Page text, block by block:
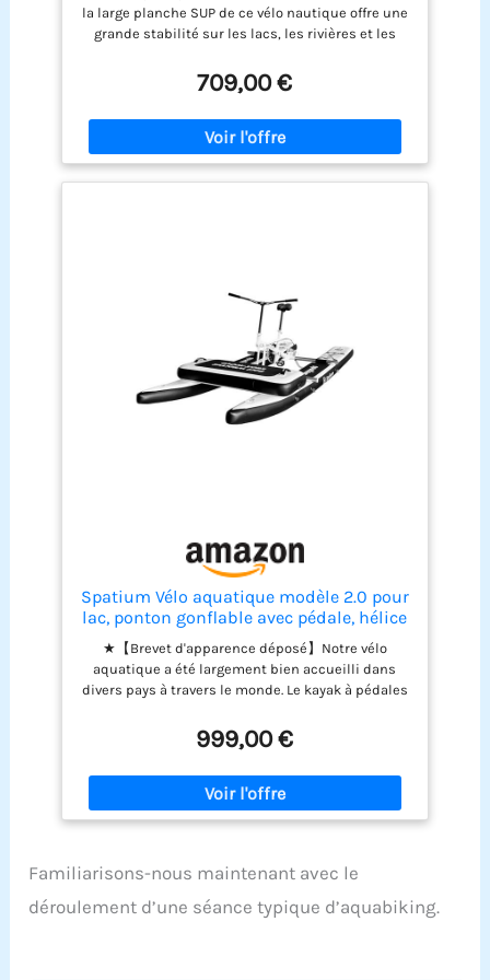
pendant le pédalage, et son poids net de 15,5 kg
assure une assise ferme même lors
Polyvalence d'usage et montage pratique: Cet
privées résidentielles, piscines d'hôtel, centres
de fitness que cabinets de kinésithérapie. Livré
sous forme de kit complet avec toutes les pièces
de montage, il dispose d'un design structuré
la large planche SUP de ce vélo nautique offre une
grande stabilité sur les lacs, les rivières et les
basculement ou l'incertitude lors de l'entrée et de
la sortie Ajustement individuel pour tous les
conducteurs : le siège et le guidon de cette botte
peuvent être facilement ajustés - Le guidon pivote
à 90° et la hauteur s'adapte à différentes tailles de
corps, de sorte que chaque conduite reste
reste fiable Montage facile et rangement peu
encombrant : avec la plate-forme SUP gonflable,
vous pouvez monter cette planche de SUP
gonflable en quelques minutes – après le
dégonflage, vous pouvez la ranger dans le coffre
pour les voyages et le camping Parfait pour les
loisirs et les sports nautiques : que ce soit sur le
709,00 €
Spatium Vélo aquatique modèle 2.0 pour
lac, ponton gonflable avec pédale, hélice
à 3 pales pour sports nautiques, blanc et
noir
★【Brevet d'apparence déposé】Notre vélo
aquatique a été largement bien accueilli dans
divers pays à travers le monde. Le kayak à pédales
d'aluminium (hélice à surface émergente), la
direction de l'hélice est contrôlée par le guidon de
vélo, et la direction avant et arrière est modifiée
par la pédale. Conduite silencieuse en même
temps. Il ne dérange pas les créatures
★【Vélo d'eau pliable et portable】Le vélo d'eau
gonflable peut être démonté et remonté en
quelques minutes, et le cadre ne pèse que 21 kg.
999,00 €
Familiarisons-nous maintenant avec le
déroulement d’une séance typique d’aquabiking.